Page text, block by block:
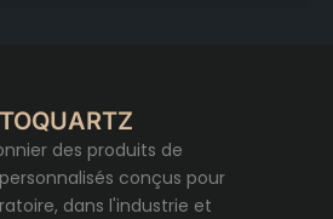
des produits de
conçus pour
dans l'industrie et